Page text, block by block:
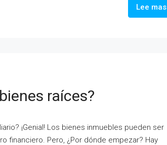
Lee mas
raíces?
¡Genial! Los bienes inmuebles pueden ser
financiero. Pero, ¿Por dónde empezar? Hay